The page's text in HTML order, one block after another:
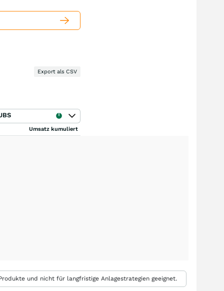
Export als CSV
Umsatz kumuliert
und nicht für langfristige Anlagestrategien geeignet.